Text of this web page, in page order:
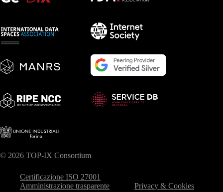
© 2026 TOP-IX Consortium
Certificazione ISO 27001
Amministrazione trasparente
Privacy & Cookies